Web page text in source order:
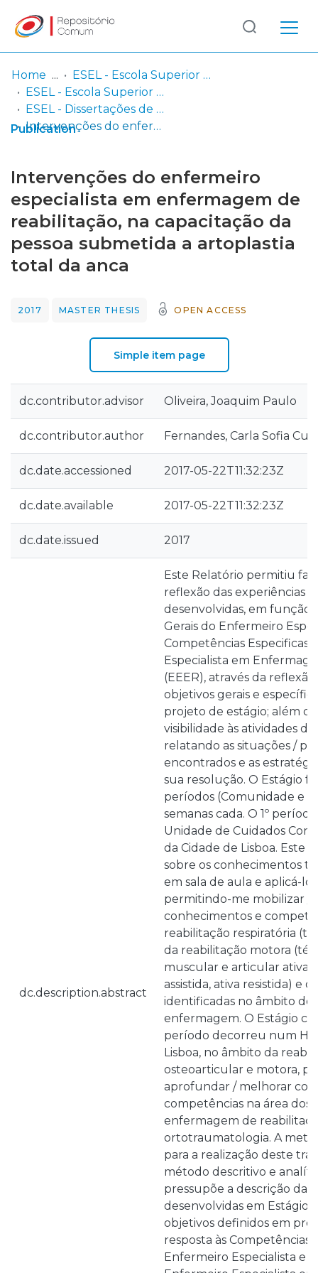
Communities
& Collections
Statistics
Log
In
(current)
Home
ESEL - Escola Superior de Enfermagem de Lisboa
ESEL - Escola Superior de Enfermagem de Lisboa
ESEL - Dissertações de Mestrado
Intervenções do enfermeiro especialista em enfermagem de reabilitação, na capacitação da pessoa submetida a artoplastia total da anca
Publication
Intervenções do enfermeiro
especialista em enfermagem de
reabilitação, na capacitação da
pessoa submetida a artoplastia
total da anca
2017 MASTER THESIS OPEN ACCESS
Simple item page
dc.contributor.advisor Oliveira, Joaquim Paulo
dc.contributor.author Fernandes, Carla Sofia
dc.date.accessioned 2017-05-22T11:32:23Z
dc.date.available 2017-05-22T11:32:23Z
dc.date.issued 2017
dc.description.abstract
Este Relatório permitiu
reflexão das experiências
desenvolvidas, em função
Gerais do Enfermeiro
Competências Especificas
Especialista em
(EEER), através da
objetivos gerais e
projeto de estágio; além
visibilidade às atividades
relatando as situações /
encontrados e as
sua resolução. O Estágio
períodos (Comunidade e
semanas cada. O 1º
Unidade de Cuidados
da Cidade de Lisboa. Este
sobre os conhecimentos
em sala de aula e aplicá-
permitindo-me mobilizar /
conhecimentos e
reabilitação respiratória
da reabilitação motora
muscular e articular ativa,
assistida, ativa resistida) e
identificadas no âmbito
enfermagem. O Estágio
período decorreu num
Lisboa, no âmbito da
osteoarticular e motora,
aprofundar / melhorar
competências na área dos
enfermagem de
ortotraumatologia. A
para a realização deste
método descritivo e
pressupõe a descrição das
desenvolvidas em Estágio,
objetivos definidos em
resposta às Competências
Enfermeiro Especialista e